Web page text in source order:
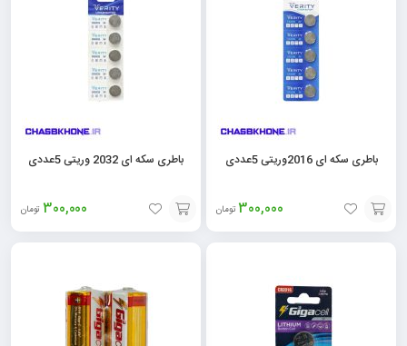
باطری سکه ای 2016وریتی 5عددی
300,000 تومان
افزودن
باطری سکه ای 2032 وریتی 5عددی
300,000 تومان
افزودن